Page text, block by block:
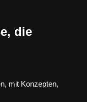
die
mit Konzepten,